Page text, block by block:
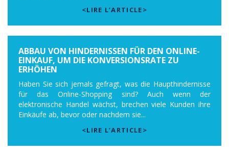
<LIRE L’ARTICLE>
ABBAU VON HINDERNISSEN FÜR DEN ONLINE-
EINKAUF, UM DIE KONVERSIONSRATE ZU
ERHÖHEN
Haben Sie sich jemals gefragt, was die Haupthindernisse
für das Online-Shopping sind? Auch wenn der
elektronische Handel wächst, brechen viele Kunden ihre
Einkäufe ab, bevor oder nachdem sie...
<LIRE L’ARTICLE>